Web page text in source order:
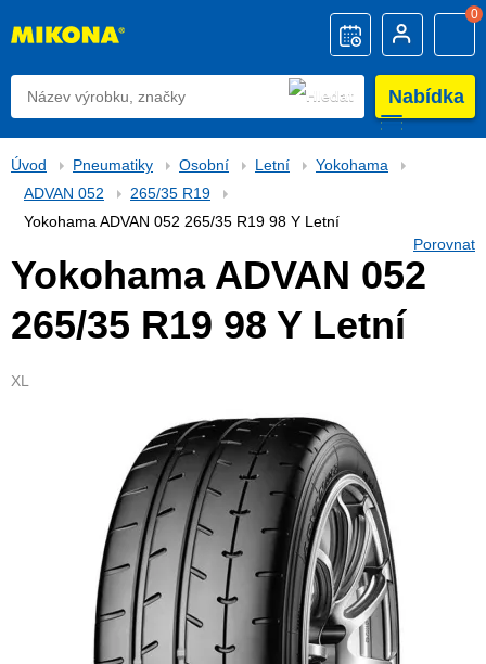
0
Nabídka
Úvod Pneumatiky Osobní Letní
Yokohama
ADVAN 052
265/35 R19
Yokohama ADVAN 052 265/35 R19 98 Y Letní
Yokohama ADVAN 052
265/35 R19 98 Y Letní
XL
Porovnat